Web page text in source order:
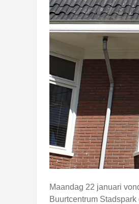
Maandag 22 januari
Buurtcentrum